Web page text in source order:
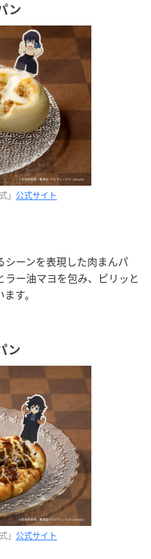
ン
」 公式サイト
シーンを表現した肉まんパ
ラー油マヨを包み、ピリッと
す。
ン
」 公式サイト